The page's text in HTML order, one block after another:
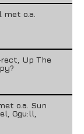
o.a.
Up The
o.a. Sun
Ggu:ll,